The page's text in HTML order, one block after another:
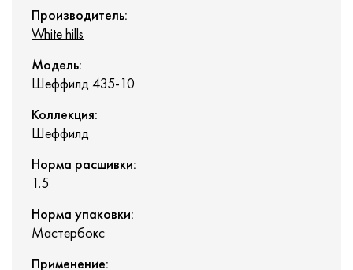
Производитель:
White hills
Модель:
Шеффилд 435-10
Коллекция:
Шеффилд
Норма расшивки:
1.5
Норма упаковки:
Мастербокс
Применение: